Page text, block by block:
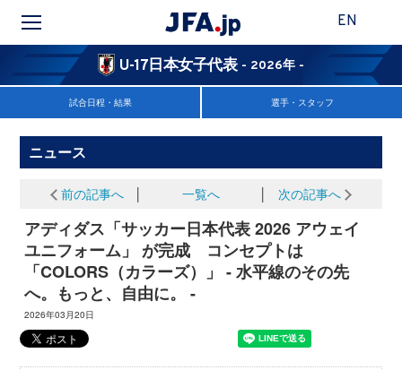
EN
U-17日本女子代表 - 2026年 -
試合日程・結果 選手・スタッフ
ニュース
前の記事へ 一覧へ 次の記事へ
アディダス「サッカー日本代表 2026 アウェイ
ユニフォーム」 が完成 コンセプトは
「COLORS（カラーズ）」 - 水平線のその先
へ。もっと、自由に。 -
2026年03月20日